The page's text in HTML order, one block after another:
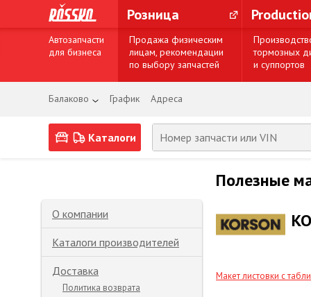
Розница
Автозапчасти
для бизнеса
Продажа физическим
лицам, рекомендации
по выбору запчастей
тормозных
и суппортов
Балаково График Адреса
Каталоги
О компании
Каталоги производителей
Доставка
Политика возврата
Полезные
Макет листовки с